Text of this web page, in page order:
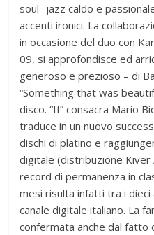
soul- jazz caldo e
accenti ironici. La
in occasione del duo con
09, si approfondisce ed
generoso e prezioso – di
“Something that was
disco. “If” consacra Mario
traduce in un nuovo
dischi di platino e
digitale (distribuzione
record di permanenza in
mesi risulta infatti tra i
canale digitale italiano. La
confermata anche dal fatto